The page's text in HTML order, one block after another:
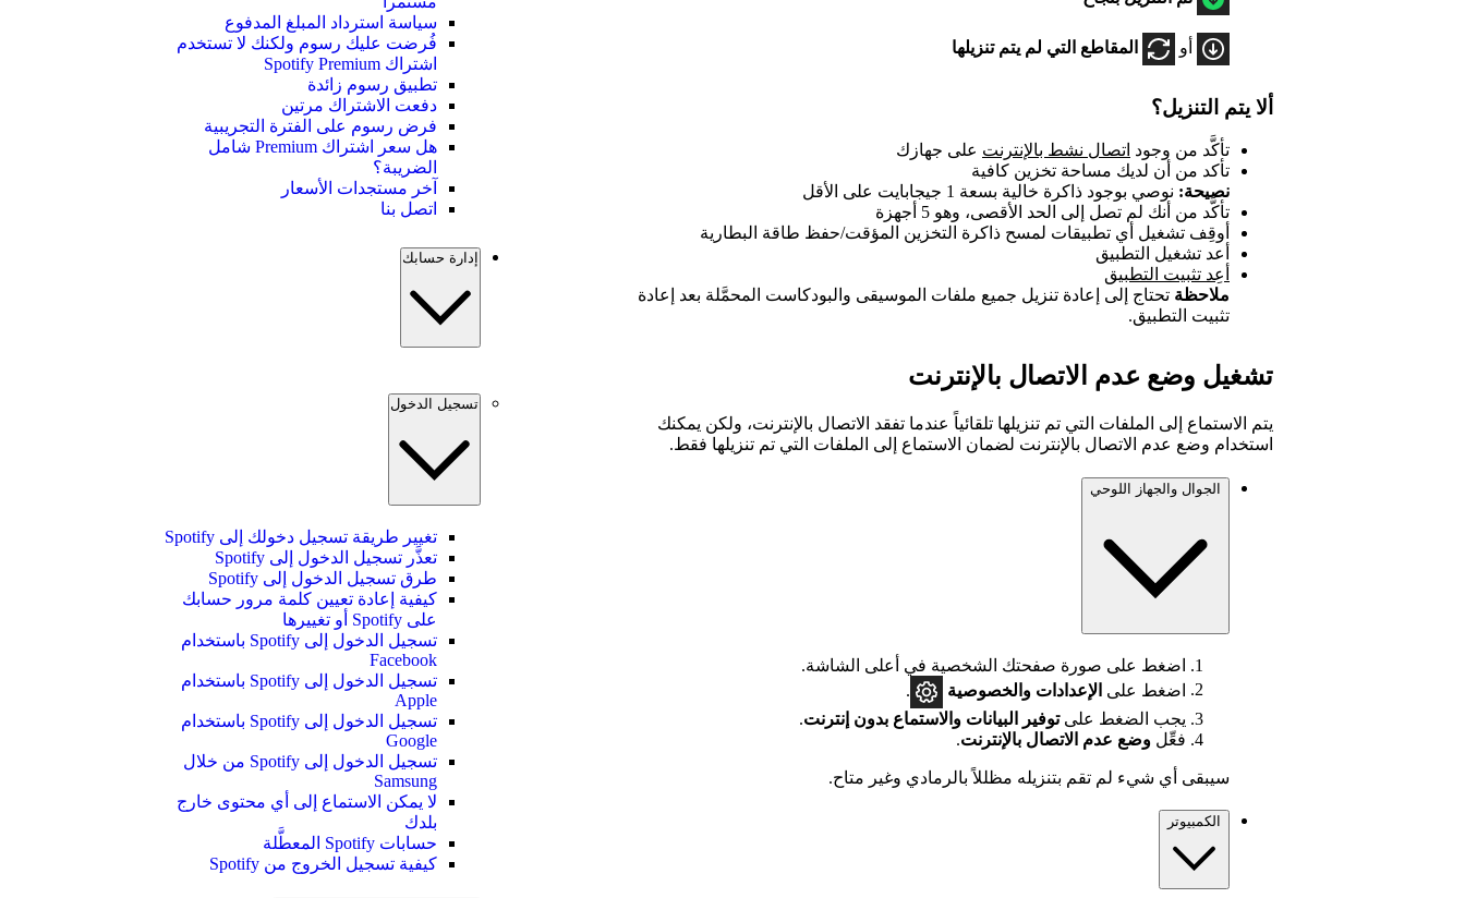
أو المقاطع التي لم يتم تنزيلها
ألا يتم التنزيل؟
تأكَّد من وجود اتصال نشط بالإنترنت على جهازك
تأكد من أن لديك مساحة تخزين كافية
نصيحة: نوصي بوجود ذاكرة خالية بسعة 1 جيجابايت على الأقل
تأكَّد من أنك لم تصل إلى الحد الأقصى، وهو 5 أجهزة
أوقِف تشغيل أي تطبيقات لمسح ذاكرة التخزين المؤقت/حفظ طاقة البطارية
أعد تشغيل التطبيق
أعِد تثبيت التطبيق
ملاحظة تحتاج إلى إعادة تنزيل جميع ملفات الموسيقى والبودكاست المحمَّلة بعد إعادة
تثبيت التطبيق.
تشغيل وضع عدم الاتصال بالإنترنت
يتم الاستماع إلى الملفات التي تم تنزيلها تلقائياً عندما تفقد الاتصال بالإنترنت، ولكن يمكنك
استخدام وضع عدم الاتصال بالإنترنت لضمان الاستماع إلى الملفات التي تم تنزيلها فقط.
الجوال والجهاز اللوحي
اضغط على صورة صفحتك الشخصية في أعلى الشاشة.
اضغط على الإعدادات والخصوصية
يجب الضغط علىتوفير البيانات والاستماع بدون إنترنت.
فعِّل وضع عدم الاتصال بالإنترنت.
سيبقى أي شيء لم تقم بتنزيله مظللاً بالرمادي وغير متاح.
الكمبيوتر
سياسة استرداد المبلغ المدفوع
فُرضت عليك رسوم ولكنك لا تستخدم
اشتراك Spotify Premium
تطبيق رسوم زائدة
دفعت الاشتراك مرتين
فرض رسوم على الفترة التجريبية
هل سعر اشتراك Premium شامل
الضريبة؟
آخر مستجدات الأسعار
اتصل بنا
إدارة حسابك
تسجيل الدخول
تغيير طريقة تسجيل دخولك إلى Spotify
تعذَّر تسجيل الدخول إلى Spotify
طرق تسجيل الدخول إلى Spotify
كيفية إعادة تعيين كلمة مرور حسابك
على Spotify أو تغييرها
تسجيل الدخول إلى Spotify باستخدام
Facebook
تسجيل الدخول إلى Spotify باستخدام
Apple
تسجيل الدخول إلى Spotify باستخدام
Google
تسجيل الدخول إلى Spotify من خلال
Samsung
لا يمكن الاستماع إلى أي محتوى خارج
بلدك
حسابات Spotify المعطَّلة
كيفية تسجيل الخروج من Spotify